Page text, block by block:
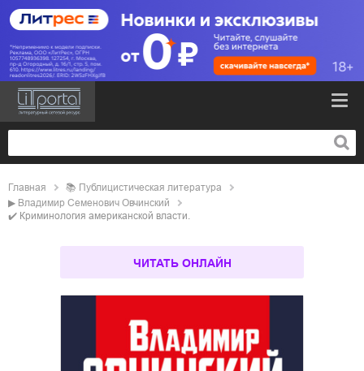
Главная 📚
публицистическая литература
▶ Владимир Семенович Овчинский
✔️ Криминология американской власти.
ЧИТАТЬ ОНЛАЙН